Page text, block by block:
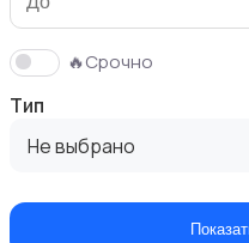
🔥Срочно
Тип
Не выбрано